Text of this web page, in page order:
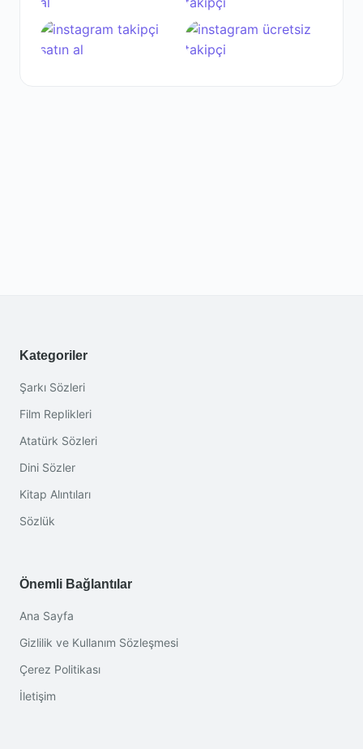
Kategoriler
Şarkı Sözleri
Film Replikleri
Atatürk Sözleri
Dini Sözler
Kitap Alıntıları
Sözlük
Önemli Bağlantılar
Ana Sayfa
Gizlilik ve Kullanım Sözleşmesi
Çerez Politikası
İletişim